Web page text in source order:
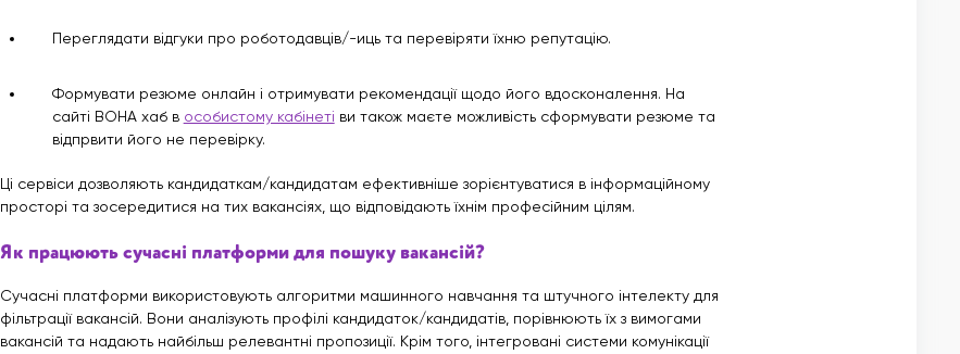
Переглядати відгуки про роботодавців/-иць та перевіряти їхню репутацію.
Формувати резюме онлайн і отримувати рекомендації щодо його вдосконалення. На
сайті ВОНА хаб в особистому кабінеті ви також маєте можливість сформувати резюме та
відпрвити його не перевірку.
Ці сервіси дозволяють кандидаткам/кандидатам ефективніше зорієнтуватися в інформаційному
просторі та зосередитися на тих вакансіях, що відповідають їхнім професійним цілям.
Як працюють сучасні платформи для пошуку вакансій?
Сучасні платформи використовують алгоритми машинного навчання та штучного інтелекту для
фільтрації вакансій. Вони аналізують профілі кандидаток/кандидатів, порівнюють їх з вимогами
вакансій та надають найбільш релевантні пропозиції. Крім того, інтегровані системи комунікації